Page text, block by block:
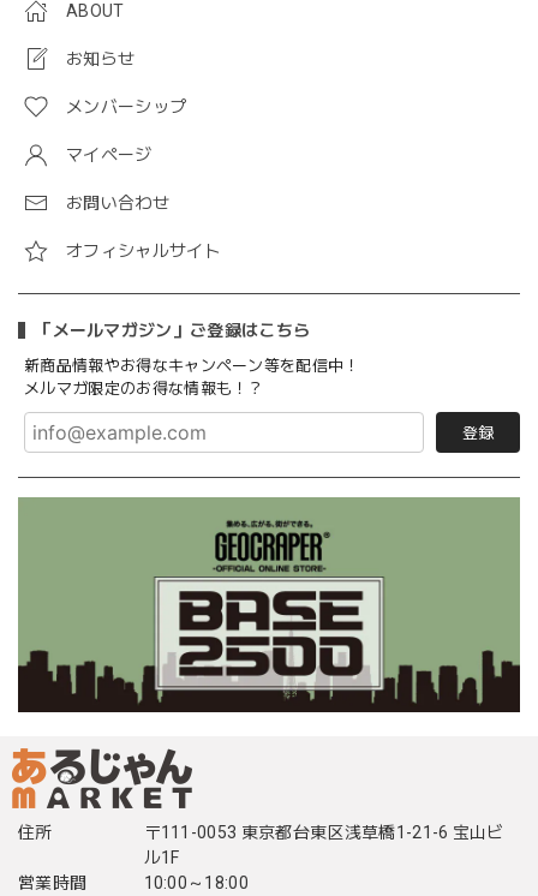
ABOUT
お知らせ
メンバーシップ
マイページ
お問い合わせ
オフィシャルサイト
「メールマガジン」ご登録はこちら
新商品情報やお得なキャンペーン等を配信中！
メルマガ限定のお得な情報も！？
登録
住所
〒111-0053 東京都台東区浅草橋1-21-6 宝山ビ
ル1F
営業時間
10:00～18:00